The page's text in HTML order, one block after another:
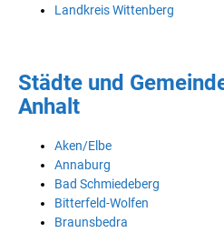
Landkreis Wittenberg
Städte und
Anhalt
Aken/Elbe
Annaburg
Bad Schmiedeberg
Bitterfeld-Wolfen
Braunsbedra